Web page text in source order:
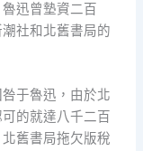
迅曾墊資二百
社和北舊書局的
于魯迅，由於北
的就達八千二百
舊書局拖欠版稅